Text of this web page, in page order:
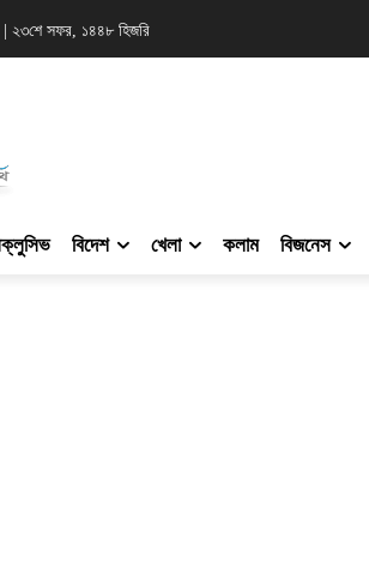
| ২৩শে সফর, ১৪৪৮ হিজরি
বিদেশ খেলা কলাম বিজনেস